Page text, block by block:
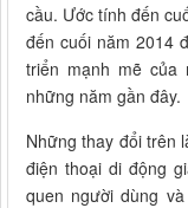
cầu. Ước tính đến
đến cuối năm 2014
triển mạnh mẽ của
những năm gần đây.
Những thay đổi trên
điện thoại di động
quen người dùng